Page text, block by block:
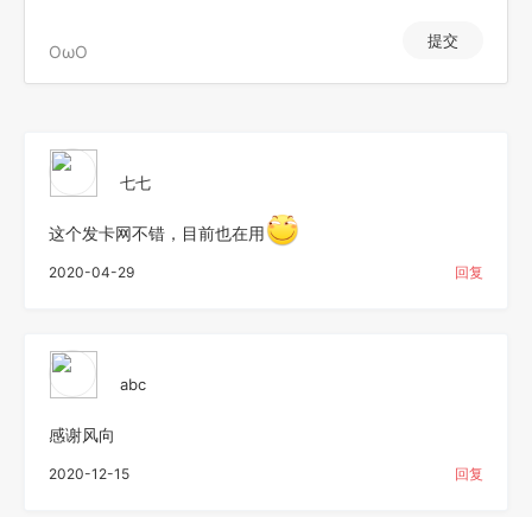
提交
OωO
七七
这个发卡网不错，目前也在用
2020-04-29 回复
abc
感谢风向
2020-12-15 回复